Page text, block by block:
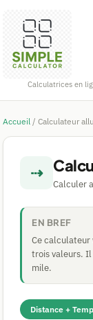
Calculatrices en
Accueil / Calculateur
⇢
Calculer
EN BREF
Ce calculateur
trois valeurs.
mile.
Distance +